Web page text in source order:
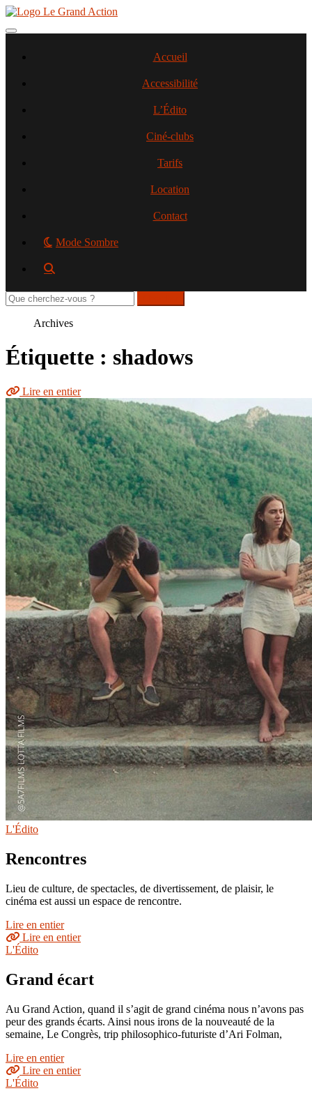
Aller
contenu
Toggle navigation
Accueil
Accessibilité
L’Édito
Ciné-clubs
Tarifs
Location
Contact
Mode Sombre
Rechercher
sur
Archives
Étiquette : shadows
Lire en entier
L'Édito
Rencontres
Lieu de culture, de spectacles, de divertissement, de plaisir, le
cinéma est aussi un espace de rencontre.
Lire en entier
Lire en entier
L'Édito
Grand écart
Au Grand Action, quand il s’agit de grand cinéma nous n’avons pas
peur des grands écarts. Ainsi nous irons de la nouveauté de la
semaine, Le Congrès, trip philosophico-futuriste d’Ari Folman,
Lire en entier
Lire en entier
L'Édito